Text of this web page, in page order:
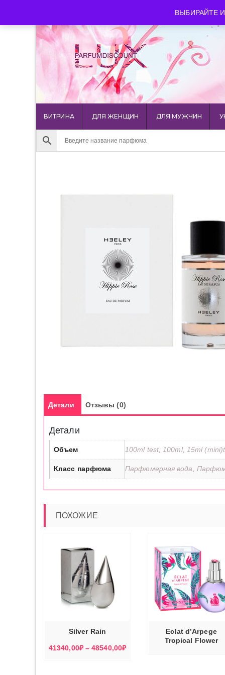
ВЫБИРАЙТЕ
+7 903 544 11 18 г.
ВИТРИНА ДЛЯ ЖЕНЩИН ДЛЯ МУЖЧИН
Детали Отзывы (0)
Детали
Объем 100ml test, 100ml, 15ml
Класс парфюма Парфюмерная вода,
ПОХОЖИЕ
ЭТОТ
ТОВАР
МОЖНО
ВЫБРАТЬ
СТРАНИЦЕ
ТОВАРА.
Silver Rain
41340,00₽ – 48540,00₽Диапазон
ЧИТАТЬ ДАЛЕЕ
Eclat d’Arpege
Tropical Flower